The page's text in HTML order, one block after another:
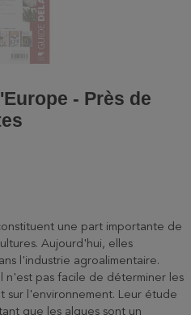
- Près de
une part importante de
Aujourd'hui, elles
l'industrie agroalimentaire.
n'est pas facile de déterminer les
sur l'environnement. Leur étude
que les algues sont un